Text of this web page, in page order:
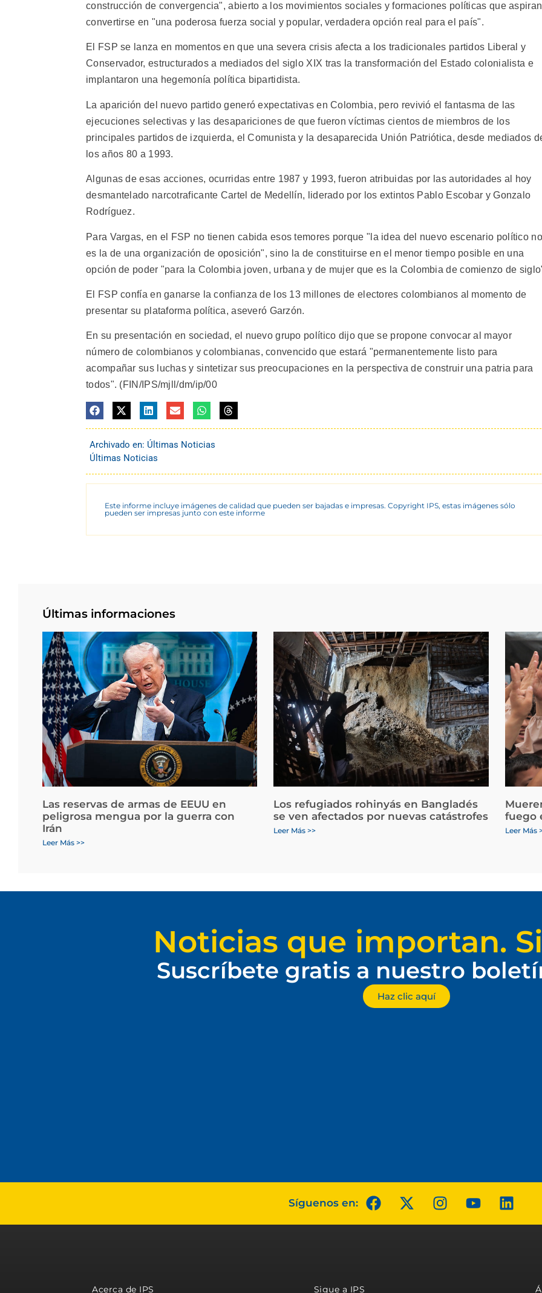
construcción de convergencia", abierto a los movimientos sociales y formaciones políticas que aspiran
convertirse en "una poderosa fuerza social y popular, verdadera opción real para el país".
El FSP se lanza en momentos en que una severa crisis afecta a los tradicionales partidos Liberal y
Conservador, estructurados a mediados del siglo XIX tras la transformación del Estado colonialista e
implantaron una hegemonía política bipartidista.
La aparición del nuevo partido generó expectativas en Colombia, pero revivió el fantasma de las
ejecuciones selectivas y las desapariciones de que fueron víctimas cientos de miembros de los
principales partidos de izquierda, el Comunista y la desaparecida Unión Patriótica, desde mediados
los años 80 a 1993.
Algunas de esas acciones, ocurridas entre 1987 y 1993, fueron atribuidas por las autoridades al hoy
desmantelado narcotraficante Cartel de Medellín, liderado por los extintos Pablo Escobar y Gonzalo
Rodríguez.
Para Vargas, en el FSP no tienen cabida esos temores porque "la idea del nuevo escenario político no
es la de una organización de oposición", sino la de constituirse en el menor tiempo posible en una
opción de poder "para la Colombia joven, urbana y de mujer que es la Colombia de comienzo de
El FSP confía en ganarse la confianza de los 13 millones de electores colombianos al momento de
presentar su plataforma política, aseveró Garzón.
En su presentación en sociedad, el nuevo grupo político dijo que se propone convocar al mayor
número de colombianos y colombianas, convencido que estará "permanentemente listo para
acompañar sus luchas y sintetizar sus preocupaciones en la perspectiva de construir una patria para
todos". (FIN/IPS/mjll/dm/ip/00
Archivado en: Últimas Noticias
Últimas Noticias
Este informe incluye imágenes de calidad que pueden ser bajadas e impresas. Copyright IPS, estas imágenes sólo
pueden ser impresas junto con este informe
Últimas informaciones
Las reservas de armas de EEUU en
peligrosa mengua por la guerra con
Irán
Leer Más >>
Los refugiados rohinyás en Bangladés
se ven afectados por nuevas catástrofes
Leer Más >>
fuego
Leer Más
Noticias que importan.
Suscríbete gratis a nuestro
Haz clic aquí
Síguenos en:
Acerca de IPS Sigue a IPS